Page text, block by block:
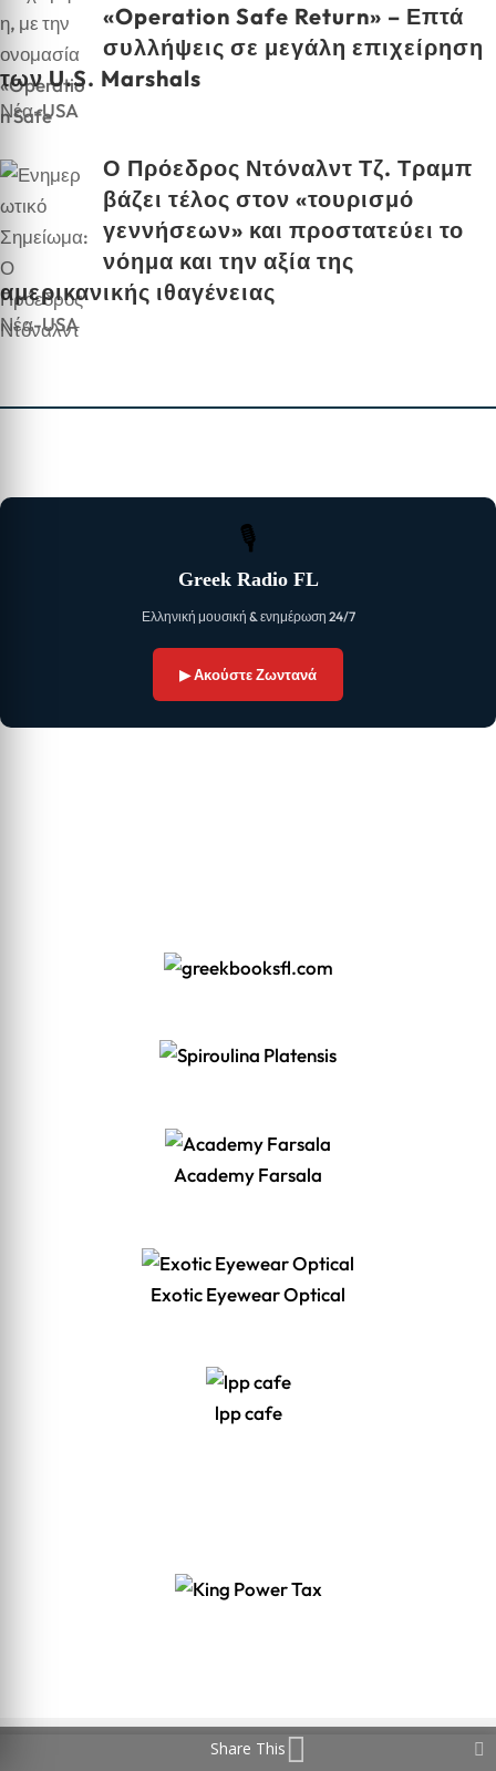
«Operation Safe Return» – Επτά
συλλήψεις σε μεγάλη επιχείρηση
των U.S. Marshals
Νέα-USA
Ο Πρόεδρος Ντόναλντ Τζ. Τραμπ
βάζει τέλος στον «τουρισμό
γεννήσεων» και προστατεύει το
νόημα και την αξία της
αμερικανικής ιθαγένειας
Νέα-USA
🎙
Greek Radio FL
Ελληνική μουσική & ενημέρωση 24/7
▶ Ακούστε Ζωντανά
Academy Farsala
Exotic Eyewear Optical
lpp cafe
Share This